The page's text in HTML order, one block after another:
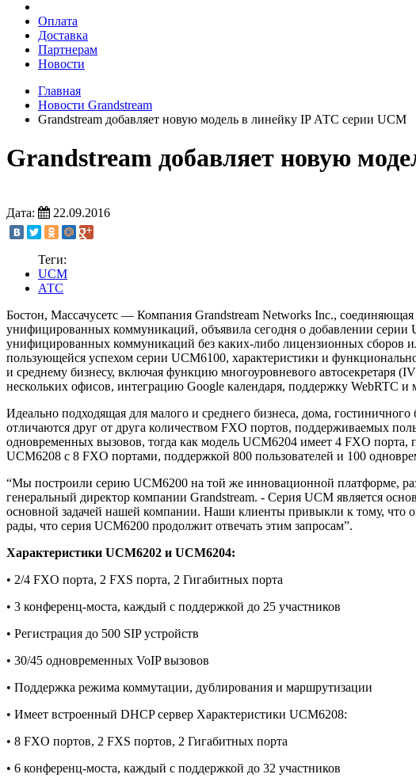
Оплата
Доставка
Партнерам
Новости
Главная
Новости Grandstream
Grandstream добавляет новую модель в линейку IP АТС серии UCM
Grandstream добавляет новую
Дата: 22.09.2016
Теги:
UCM
АТС
Бостон, Массачусетс — Компания Grandstream Networks Inc., соединяющая
унифицированных коммуникаций, объявила сегодня о добавлении
унифицированных коммуникаций без каких-либо лицензионных сборов
пользующейся успехом серии UCM6100, характеристики и
и среднему бизнесу, включая функцию многоуровневого автосекретаря
нескольких офисов, интеграцию Google календаря, поддержку WebRTC и
Идеально подходящая для малого и среднего бизнеса, дома,
отличаются друг от друга количеством FXO портов, поддерживаемых
одновременных вызовов, тогда как модель UCM6204 имеет 4 FXO
UCM6208 с 8 FXO портами, поддержкой 800 пользователей и 100
“Мы построили серию UCM6200 на той же инновационной платформе,
генеральный директор компании Grandstream. - Серия UCM является
основной задачей нашей компании. Наши клиенты привыкли к тому,
рады, что серия UCM6200 продолжит отвечать этим запросам”.
Характеристики UCM6202 и UCM6204:
• 2/4 FXO порта, 2 FXS порта, 2 Гигабитных порта
• 3 конференц-моста, каждый с поддержкой до 25 участников
• Регистрация до 500 SIP устройств
• 30/45 одновременных VoIP вызовов
• Поддержка режима коммутации, дублирования и маршрутизации
• Имеет встроенный DHCP сервер Характеристики UCM6208:
• 8 FXO портов, 2 FXS портов, 2 Гигабитных порта
• 6 конференц-моста, каждый с поддержкой до 32 участников